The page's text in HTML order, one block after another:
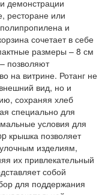
демонстрации
ресторане или
и
сочетает в себе
размеры – 8 см
позволяют
на витрине. Ротанг не
вид, но и
сохраняя хлеб
специально для
условия для
крышка позволяет
изделиям,
их привлекательный
собой
для поддержания